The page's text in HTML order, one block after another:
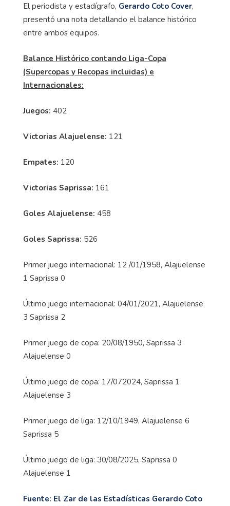
El periodista y estadígrafo, Gerardo Coto Cover,
presentó una nota detallando el balance histórico
entre ambos equipos.
Balance Histórico contando Liga-Copa
(Supercopas y Recopas incluidas) e
Internacionales:
Juegos: 402
Victorias Alajuelense: 121
Empates: 120
Victorias Saprissa: 161
Goles Alajuelense: 458
Goles Saprissa: 526
Primer juego internacional: 12 /01/1958, Alajuelense
1 Saprissa 0
Último juego internacional: 04/01/2021, Alajuelense
3 Saprissa 2
Primer juego de copa: 20/08/1950, Saprissa 3
Alajuelense 0
Último juego de copa: 17/072024, Saprissa 1
Alajuelense 3
Primer juego de liga: 12/10/1949, Alajuelense 6
Saprissa 5
Último juego de liga: 30/08/2025, Saprissa 0
Alajuelense 1
Fuente: El Zar de las Estadísticas Gerardo Coto